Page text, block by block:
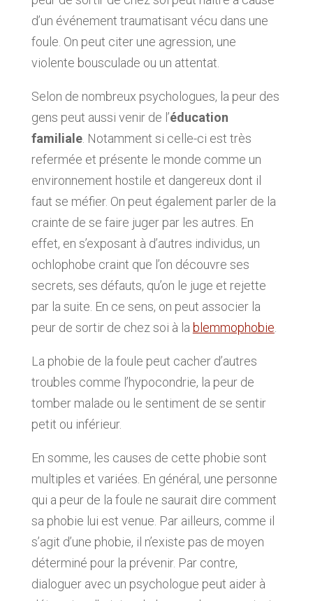
d’un événement traumatisant vécu dans une
foule. On peut citer une agression, une
violente bousculade ou un attentat.
Selon de nombreux psychologues, la peur des
gens peut aussi venir de l’éducation
familiale. Notamment si celle-ci est très
refermée et présente le monde comme un
environnement hostile et dangereux dont il
faut se méfier. On peut également parler de la
crainte de se faire juger par les autres. En
effet, en s’exposant à d’autres individus, un
ochlophobe craint que l’on découvre ses
secrets, ses défauts, qu’on le juge et rejette
par la suite. En ce sens, on peut associer la
peur de sortir de chez soi à la blemmophobie.
La phobie de la foule peut cacher d’autres
troubles comme l’hypocondrie, la peur de
tomber malade ou le sentiment de se sentir
petit ou inférieur.
En somme, les causes de cette phobie sont
multiples et variées. En général, une personne
qui a peur de la foule ne saurait dire comment
sa phobie lui est venue. Par ailleurs, comme il
s’agit d’une phobie, il n’existe pas de moyen
déterminé pour la prévenir. Par contre,
dialoguer avec un psychologue peut aider à